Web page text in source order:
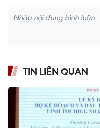
TIN LIÊN QUAN